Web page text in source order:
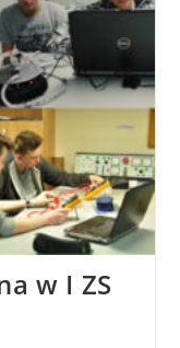
w I ZS